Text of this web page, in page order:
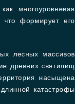
многоуровневая
что формирует его
лесных массивов
древних святилищ
насыщена
катастрофы